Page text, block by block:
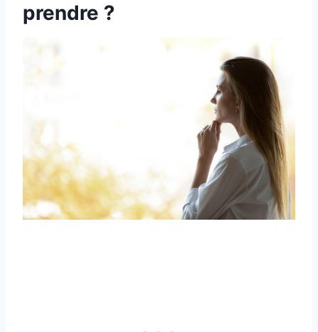
prendre ?